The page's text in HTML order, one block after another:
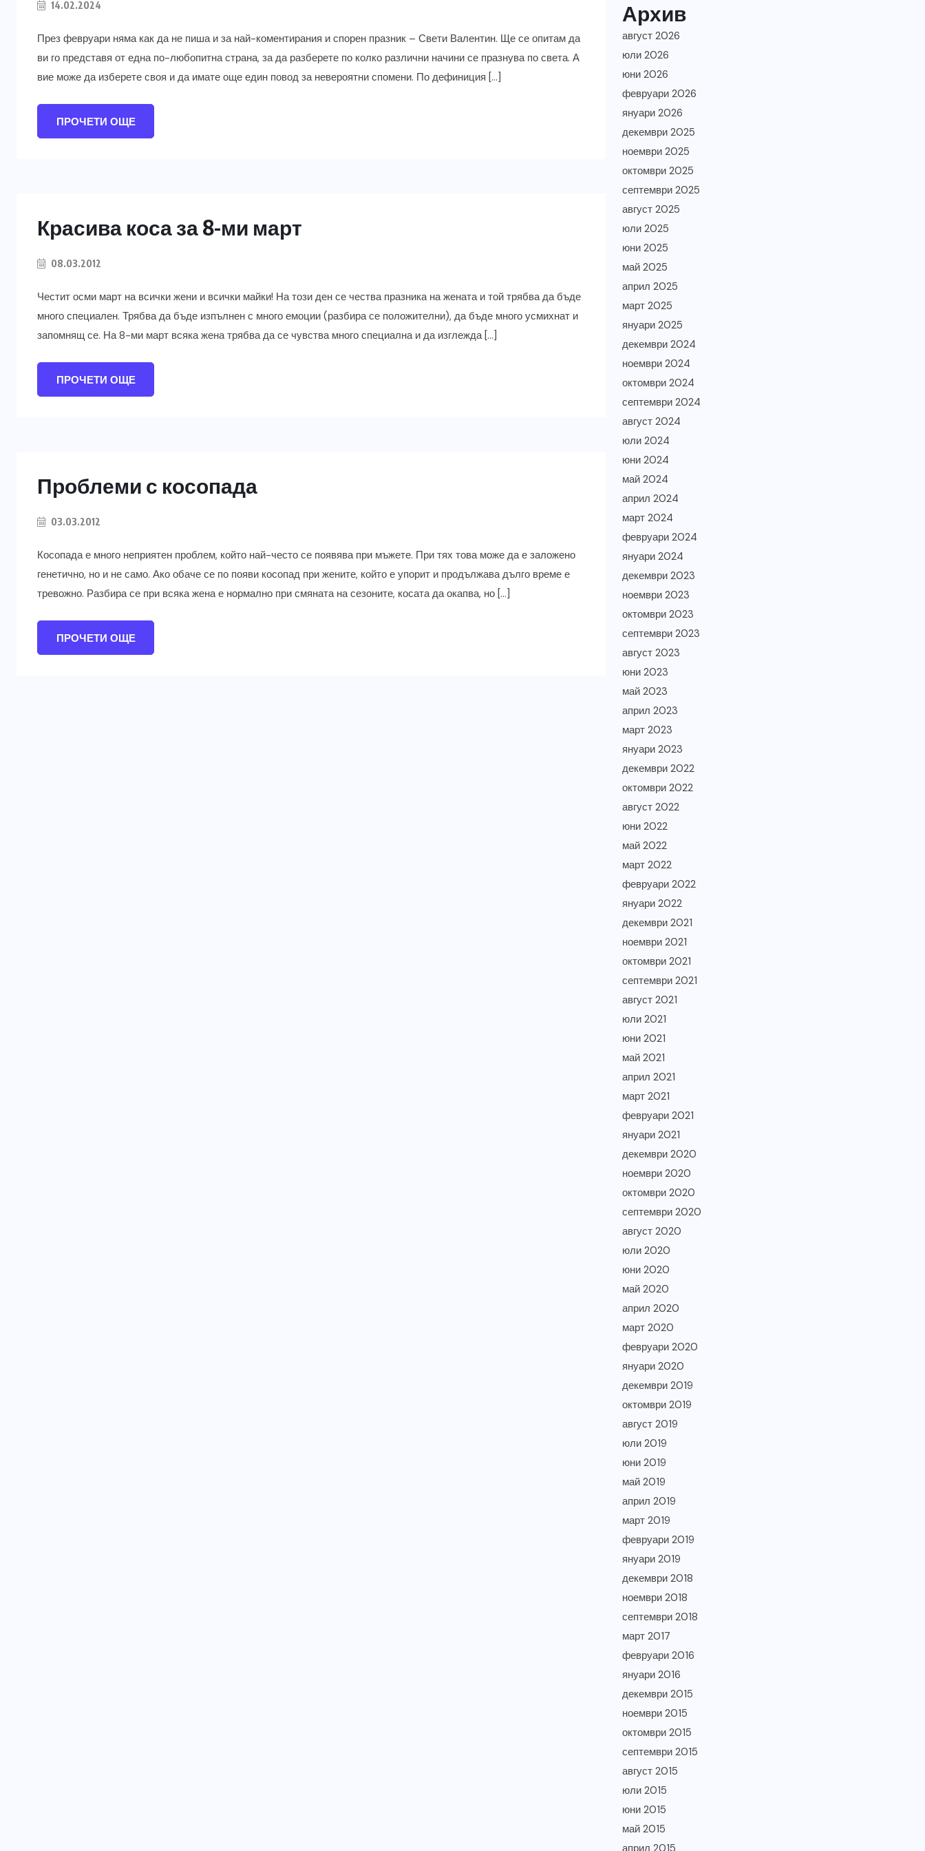
14.02.2024
През февруари няма как да не пиша и за най-коментирания и спорен празник – Свети Валентин. Ще се опитам да
ви го представя от една по-любопитна страна, за да разберете по колко различни начини се празнува по света. А
вие може да изберете своя и да имате още един повод за невероятни спомени. По дефиниция […]
ПРОЧЕТИ ОЩЕ
Красива коса за 8-ми март
08.03.2012
Честит осми март на всички жени и всички майки! На този ден се чества празника на жената и той трябва да бъде
много специален. Трябва да бъде изпълнен с много емоции (разбира се положителни), да бъде много усмихнат и
запомнящ се. На 8-ми март всяка жена трябва да се чувства много специална и да изглежда […]
ПРОЧЕТИ ОЩЕ
Проблеми с косопада
03.03.2012
Косопада е много неприятен проблем, който най-често се появява при мъжете. При тях това може да е заложено
генетично, но и не само. Ако обаче се по появи косопад при жените, който е упорит и продължава дълго време е
тревожно. Разбира се при всяка жена е нормално при смяната на сезоните, косата да окапва, но […]
ПРОЧЕТИ ОЩЕ
Архив
август 2026
юли 2026
юни 2026
февруари 2026
януари 2026
декември 2025
ноември 2025
октомври 2025
септември 2025
август 2025
юли 2025
юни 2025
май 2025
април 2025
март 2025
януари 2025
декември 2024
ноември 2024
октомври 2024
септември 2024
август 2024
юли 2024
юни 2024
май 2024
април 2024
март 2024
февруари 2024
януари 2024
декември 2023
ноември 2023
октомври 2023
септември 2023
август 2023
юни 2023
май 2023
април 2023
март 2023
януари 2023
декември 2022
октомври 2022
август 2022
юни 2022
май 2022
март 2022
февруари 2022
януари 2022
декември 2021
ноември 2021
октомври 2021
септември 2021
август 2021
юли 2021
юни 2021
май 2021
април 2021
март 2021
февруари 2021
януари 2021
декември 2020
ноември 2020
октомври 2020
септември 2020
август 2020
юли 2020
юни 2020
май 2020
април 2020
март 2020
февруари 2020
януари 2020
декември 2019
октомври 2019
август 2019
юли 2019
юни 2019
май 2019
април 2019
март 2019
февруари 2019
януари 2019
декември 2018
ноември 2018
септември 2018
март 2017
февруари 2016
януари 2016
декември 2015
ноември 2015
октомври 2015
септември 2015
август 2015
юли 2015
юни 2015
май 2015
април 2015